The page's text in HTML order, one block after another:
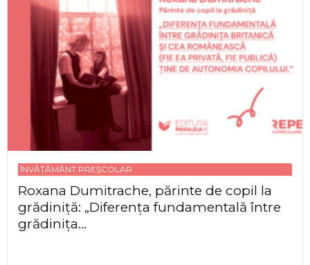
ÎNVĂȚĂMÂNT PREȘCOLAR
Roxana Dumitrache, părinte de copil la
grădiniță: „Diferența fundamentală între
grădinița...